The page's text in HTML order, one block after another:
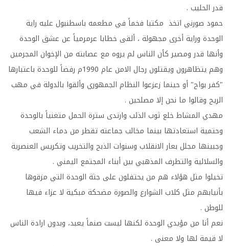
قدر الحليب .
حمود صورني اتخذ مكتبا فخماً في مطعمه باسطنبول عليه راية
الوحدة وراية أخرى مجهولة ، ألقى خطابا عرمرمياً عن عشق الوحدة
وأنها قدر ومصير كأن الناس لم يروه مع عصابته من الإخوان المجرمين
وهم يتظاهرون ويقتلون رجال الامن عام 1990م رفضاً للوحدة باعتبارها
"كفر بواح" أو حينما زعزعوا النظام الجمهوري وألقوا بالدولة في مهب
الريح وقالوا ما نحن إلا مصلحين .
مهدي المشاط خلع ثوب الذئب وارتدى سترة الحمل متغنياً بالوحدة
وحتمية استعادتها بينما مخالب جماعته تقطر من دماء الشعب
وجبينها مجلل بعار الانقلاب وسنوات الذبح والتخريب وتكريس العنصرية
والسلالية والتطرف المذهبي بين أبناء المجتمع اليمني .
تخيلوا مثل هؤلاء هم من يحتفلون على جثة الوحدة التي مزقوها
بأنيابهم مثل كلاب الشوارع والصورة مضحكة مبكية لا عزاء فيها
للوطن .
نعم أنا من مؤيدي الوحدة لكنها ليست صنماً يعبد، وبدون ارادة الناس
لا قيمة لها ولا معنى .